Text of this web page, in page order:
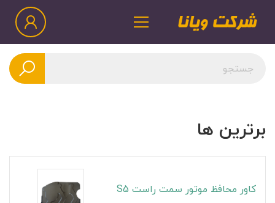
برترین ها
کاور محافظ موتور سمت راست S5